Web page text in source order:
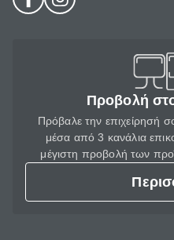
Προβολή
Πρόβαλε την επιχείρησή
μέσα από 3 κανάλια
μέγιστη προβολή των